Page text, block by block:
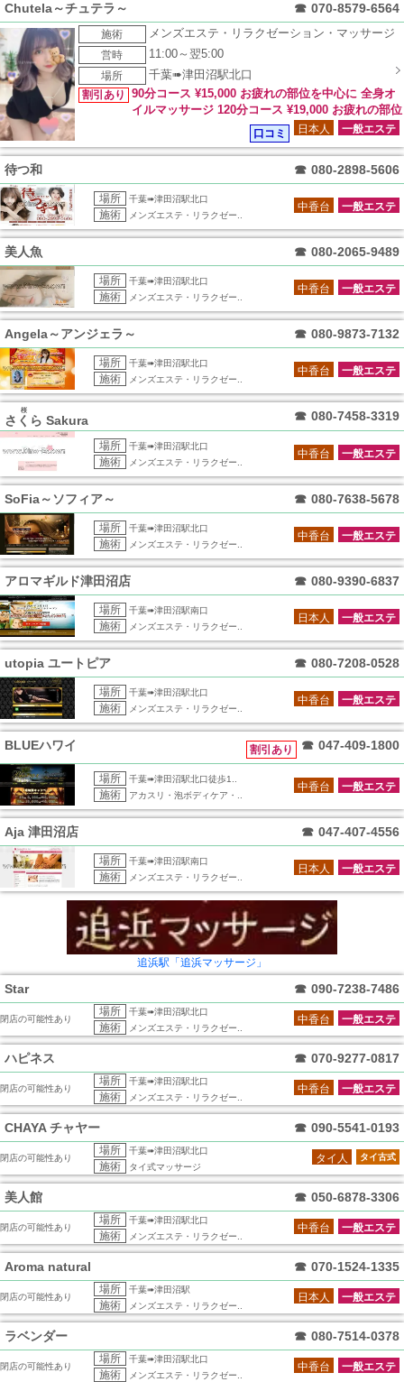
Chutela～チュテラ～ ☎ 070-8579-6564
施術
メンズエステ・リラクゼーション・マッサージ
営時
11:00～翌5:00
場所
千葉➠津田沼駅北口
割引あり
90分コース ¥15,000 お疲れの部位を中心に 全身オ
イルマッサージ 120分コース ¥19,000 お疲れの部位
一般エステ
日本人
口コミ
待つ和 ☎ 080-2898-5606
場所 千葉➠津田沼駅北口
施術 メンズエステ・リラクゼー..
一般エステ
中香台
美人魚 ☎ 080-2065-9489
場所 千葉➠津田沼駅北口
施術 メンズエステ・リラクゼー..
一般エステ
中香台
Angela～アンジェラ～ ☎ 080-9873-7132
場所 千葉➠津田沼駅北口
施術 メンズエステ・リラクゼー..
一般エステ
中香台
さくら
桜
Sakura ☎ 080-7458-3319
場所 千葉➠津田沼駅北口
施術 メンズエステ・リラクゼー..
一般エステ
中香台
SoFia～ソフィア～ ☎ 080-7638-5678
場所 千葉➠津田沼駅北口
施術 メンズエステ・リラクゼー..
一般エステ
中香台
アロマギルド津田沼店 ☎ 080-9390-6837
場所 千葉➠津田沼駅南口
施術 メンズエステ・リラクゼー..
一般エステ
日本人
utopia ユートピア ☎ 080-7208-0528
場所 千葉➠津田沼駅北口
施術 メンズエステ・リラクゼー..
一般エステ
中香台
BLUEハワイ ☎ 047-409-1800
割引あり
場所 千葉➠津田沼駅北口徒歩1..
施術 アカスリ・泡ボディケア・..
一般エステ
中香台
Aja 津田沼店 ☎ 047-407-4556
場所 千葉➠津田沼駅南口
施術 メンズエステ・リラクゼー..
一般エステ
日本人
追浜駅「追浜マッサージ」
Star ☎ 090-7238-7486
閉店の可能性あり
場所 千葉➠津田沼駅北口
施術 メンズエステ・リラクゼー..
一般エステ
中香台
ハピネス ☎ 070-9277-0817
閉店の可能性あり
場所 千葉➠津田沼駅北口
施術 メンズエステ・リラクゼー..
一般エステ
中香台
CHAYA チャヤー ☎ 090-5541-0193
閉店の可能性あり
場所 千葉➠津田沼駅北口
施術 タイ式マッサージ
タイ古式
タイ人
美人館 ☎ 050-6878-3306
閉店の可能性あり
場所 千葉➠津田沼駅北口
施術 メンズエステ・リラクゼー..
一般エステ
中香台
Aroma natural ☎ 070-1524-1335
閉店の可能性あり
場所 千葉➠津田沼駅
施術 メンズエステ・リラクゼー..
一般エステ
日本人
ラベンダー ☎ 080-7514-0378
閉店の可能性あり
場所 千葉➠津田沼駅北口
施術 メンズエステ・リラクゼー..
一般エステ
中香台